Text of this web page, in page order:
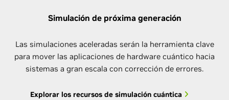
Simulación de próxima generación
Las simulaciones aceleradas serán la herramienta clave
para mover las aplicaciones de hardware cuántico hacia
sistemas a gran escala con corrección de errores.
Explorar los recursos de simulación cuántica